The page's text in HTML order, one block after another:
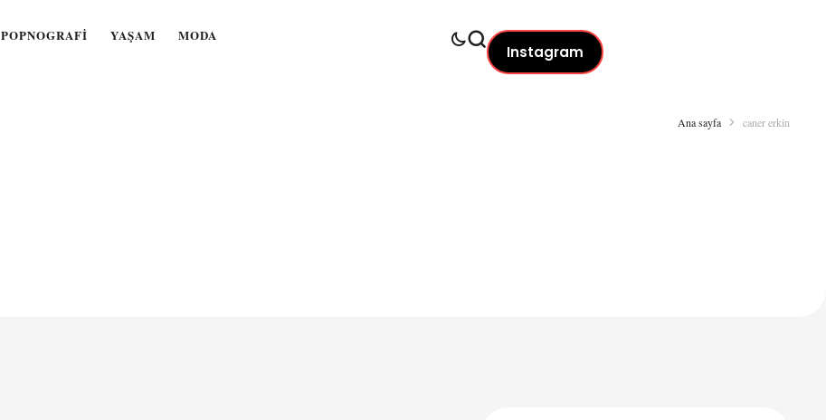
POPNOGRAFI YAŞAM MODA
Instagram
Ana sayfa caner erkin